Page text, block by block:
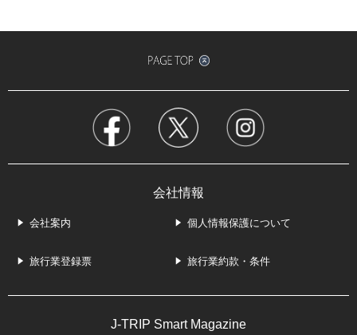
会社情報
会社案内 個人情報保護について
旅行業登録票 旅行業約款・条件
J-TRIP Smart Magazine